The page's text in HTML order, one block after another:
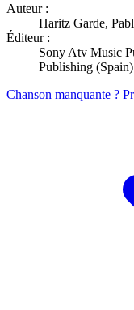
Auteur :
Haritz Garde,
Éditeur :
Sony Atv Music
Publishing
Chanson manquante ?